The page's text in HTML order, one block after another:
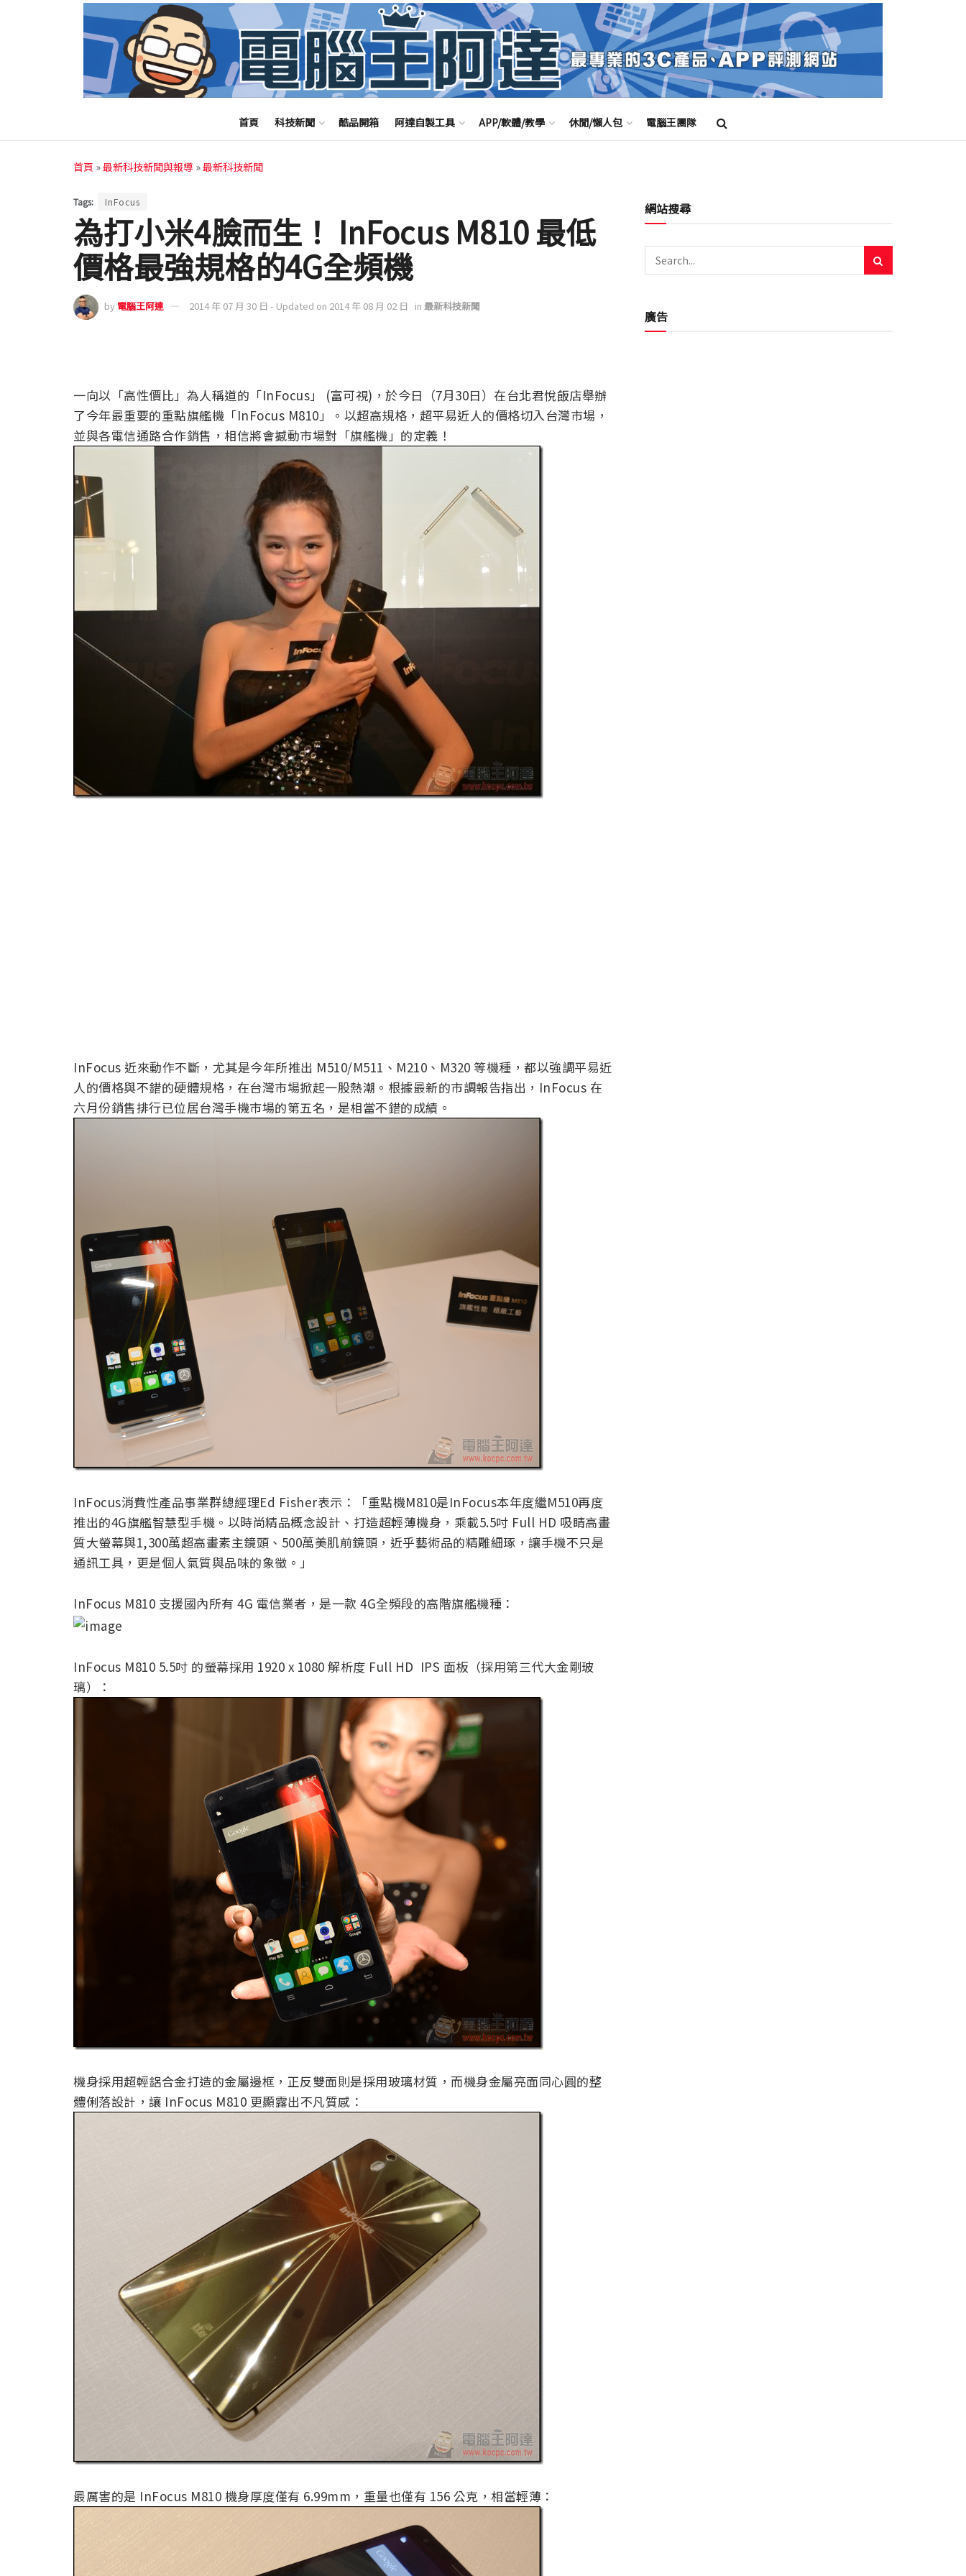
首頁 科技新聞 酷品開箱 阿達自製工具 APP/軟體/教學 休閒/懶人包 電腦王團隊
首頁 »最新科技新聞與報導 »最新科技新聞
Tags: InFocus
為打小米4臉而生！ InFocus M810 最低
價格最強規格的4G全頻機
by 電腦王阿達 2014 年 07 月 30 日 - Updated on 2014 年 08 月 02 日 in 最新科技新聞
一向以「高性價比」為人稱道的「InFocus」 (富可視)，於今日（7月30日）在台北君悅飯店舉辦
了今年最重要的重點旗艦機「InFocus M810」。以超高規格，超平易近人的價格切入台灣市場，
並與各電信通路合作銷售，相信將會撼動市場對「旗艦機」的定義！
InFocus 近來動作不斷，尤其是今年所推出 M510/M511、M210、M320 等機種，都以強調平易近
人的價格與不錯的硬體規格，在台灣市場掀起一股熱潮。根據最新的市調報告指出，InFocus 在
六月份銷售排行已位居台灣手機市場的第五名，是相當不錯的成績。
InFocus消費性產品事業群總經理Ed Fisher表示：「重點機M810是InFocus本年度繼M510再度
推出的4G旗艦智慧型手機。以時尚精品概念設計、打造超輕薄機身，乘載5.5吋 Full HD 吸睛高畫
質大螢幕與1,300萬超高畫素主鏡頭、500萬美肌前鏡頭，近乎藝術品的精雕細琢，讓手機不只是
通訊工具，更是個人氣質與品味的象徵。」
InFocus M810 支援國內所有 4G 電信業者，是一款 4G全頻段的高階旗艦機種：
InFocus M810 5.5吋 的螢幕採用 1920 x 1080 解析度 Full HD IPS 面板（採用第三代大金剛玻
璃）：
機身採用超輕鋁合金打造的金屬邊框，正反雙面則是採用玻璃材質，而機身金屬亮面同心圓的整
體俐落設計，讓 InFocus M810 更顯露出不凡質感：
最厲害的是 InFocus M810 機身厚度僅有 6.99mm，重量也僅有 156 公克，相當輕薄：
網站搜尋
廣告